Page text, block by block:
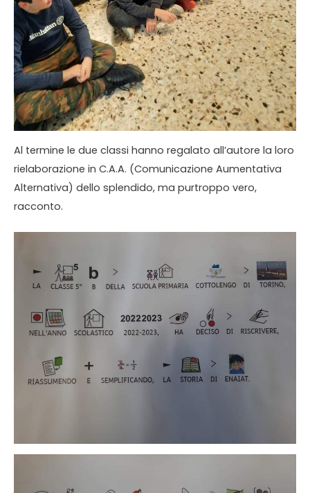
Al termine le due classi hanno regalato all’autore la loro
rielaborazione in C.A.A. (Comunicazione Aumentativa
Alternativa) dello splendido, ma purtroppo vero,
racconto.